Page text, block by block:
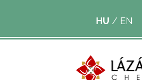
HU / EN